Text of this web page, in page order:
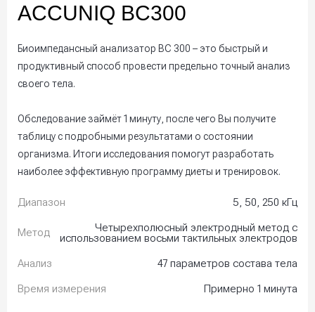
ACCUNIQ BC300
Биоимпедансный анализатор BC 300 – это быстрый и
продуктивный способ провести предельно точный анализ
своего тела.
Обследование займёт 1 минуту, после чего Вы получите
таблицу с подробными результатами о состоянии
организма. Итоги исследования помогут разработать
наиболее эффективную программу диеты и тренировок.
Диапазон 5, 50, 250 кГц
Метод
Четырехполюсный электродный метод с
использованием восьми тактильных электродов
Анализ
47 параметров состава тела
Время измерения
Примерно 1 минута